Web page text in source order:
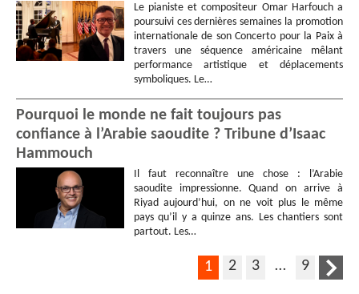
Le pianiste et compositeur Omar Harfouch a
poursuivi ces dernières semaines la promotion
internationale de son Concerto pour la Paix à
travers une séquence américaine mêlant
performance artistique et déplacements
symboliques. Le…
Pourquoi le monde ne fait toujours pas
confiance à l’Arabie saoudite ? Tribune d’Isaac
Hammouch
Il faut reconnaître une chose : l’Arabie
saoudite impressionne. Quand on arrive à
Riyad aujourd’hui, on ne voit plus le même
pays qu’il y a quinze ans. Les chantiers sont
partout. Les…
1 2 3 … 9